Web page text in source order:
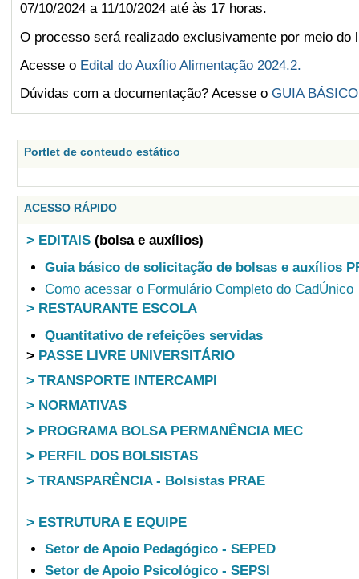
07/10/2024 a 11/10/2024 até às 17 horas.
O processo será realizado exclusivamente por meio
Acesse o Edital do Auxílio Alimentação 2024.2.
Dúvidas com a documentação? Acesse oGUIA BÁSICO
Portlet de conteudo estático
ACESSO RÁPIDO
> EDITAIS (bolsa e auxílios)
Guia básico de solicitação de bolsas e auxílios
Como acessar o Formulário Completo do CadÚnico
> RESTAURANTE ESCOLA
Quantitativo de refeições servidas
> PASSE LIVRE UNIVERSITÁRIO
> TRANSPORTE INTERCAMPI
> NORMATIVAS
> PROGRAMA BOLSA PERMANÊNCIA MEC
> PERFIL DOS BOLSISTAS
> TRANSPARÊNCIA - Bolsistas PRAE
> ESTRUTURA E EQUIPE
Setor de Apoio Pedagógico - SEPED
Setor de Apoio Psicológico - SEPSI